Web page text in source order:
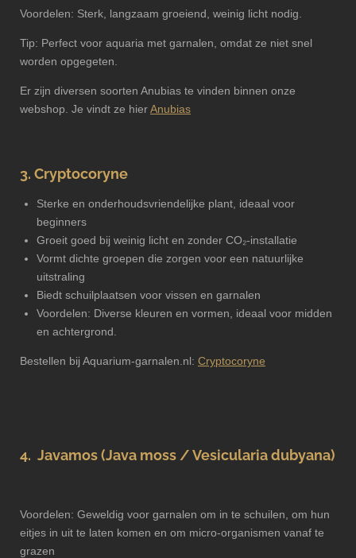
Voordelen: Sterk, langzaam groeiend, weinig licht nodig.
Tip: Perfect voor aquaria met garnalen, omdat ze niet snel
worden opgegeten.
Er zijn diversen soorten Anubias te vinden binnen onze
webshop. Je vindt ze hierAnubias
3. Cryptocoryne
Sterke en onderhoudsvriendelijke plant, ideaal voor
beginners
Groeit goed bij weinig licht en zonder CO₂-installatie
Vormt dichte groepen die zorgen voor een natuurlijke
uitstraling
Biedt schuilplaatsen voor vissen en garnalen
Voordelen: Diverse kleuren en vormen, ideaal voor midden
en achtergrond.
Bestellen bij Aquarium-garnalen.nl: Cryptocoryne
4. Javamos (Java moss / Vesicularia dubyana)
Voordelen: Geweldig voor garnalen om in te schuilen, om hun
eitjes in uit te laten komen en om micro-organismen vanaf te
grazen